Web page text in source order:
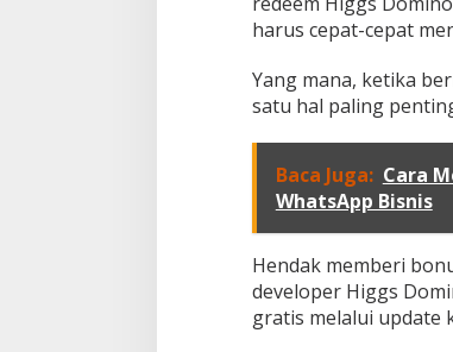
,
d
a
a
n
j
i
r
h
i
p
harus cepat-cepat
Yang mana, ketika
satu hal paling
Baca Juga: Cara
WhatsApp Bisnis
Hendak memberi
developer Higgs
gratis melalui update